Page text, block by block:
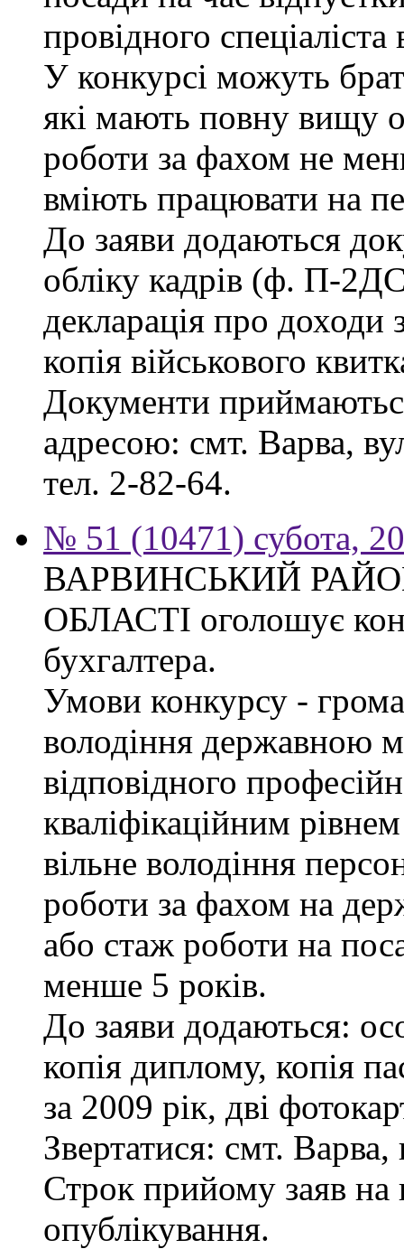
провідного
У конкурсі можуть
які мають повну вищу
роботи за фахом не
вміють працювати на
До заяви додаються
обліку кадрів (ф. П-
декларація про доходи
копія військового
Документи
адресою: смт. Варва,
тел. 2-82-64.
№ 51 (10471) субота,
ВАРВИНСЬКИЙ
ОБЛАСТІ оголошує
бухгалтера.
Умови конкурсу -
володіння державною
відповідного
кваліфікаційним
вільне володіння
роботи за фахом на
або стаж роботи на
менше 5 років.
До заяви додаються:
копія диплому, копія
за 2009 рік, дві
Звертатися: смт.
Строк прийому заяв на
опублікування.